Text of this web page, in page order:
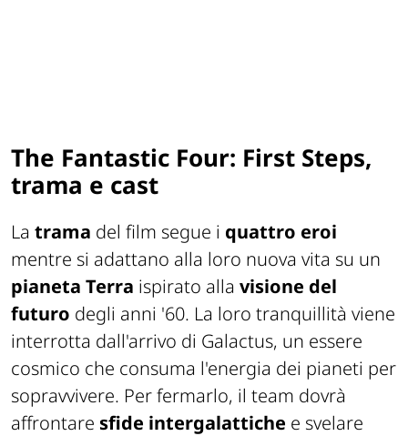
The Fantastic Four: First Steps,
trama e cast
La trama del film segue i quattro eroi
mentre si adattano alla loro nuova vita su un
pianeta Terra ispirato alla visione del
futuro degli anni '60. La loro tranquillità viene
interrotta dall'arrivo di Galactus, un essere
cosmico che consuma l'energia dei pianeti per
sopravvivere. Per fermarlo, il team dovrà
affrontare sfide intergalattiche e svelare